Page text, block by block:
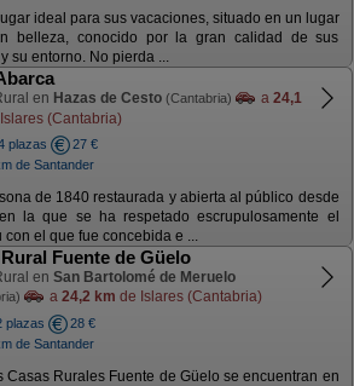
ideal para sus vacaciones, situado en un lugar
belleza, conocido por la gran calidad de sus
su entorno. No pierda ...
en Hazas de Cesto (Cantabria) a 24,1
(Cantabria)
plazas
27 €
de Santander
de 1840 restaurada y abierta al público desde
la que se ha respetado escrupulosamente el
con el que fue concebida e ...
Fuente de Güelo
en San Bartolomé de Meruelo
a 24,2 km de Islares (Cantabria)
plazas
28 €
de Santander
Casas Rurales Fuente de Güelo se encuentran en